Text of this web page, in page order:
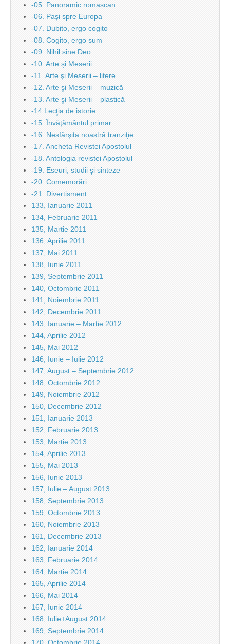
-05. Panoramic romașcan
-06. Paşi spre Europa
-07. Dubito, ergo cogito
-08. Cogito, ergo sum
-09. Nihil sine Deo
-10. Arte şi Meserii
-11. Arte şi Meserii – litere
-12. Arte şi Meserii – muzică
-13. Arte şi Meserii – plastică
-14 Lecţia de istorie
-15. Învăţământul primar
-16. Nesfârşita noastră tranziţie
-17. Ancheta Revistei Apostolul
-18. Antologia revistei Apostolul
-19. Eseuri, studii şi sinteze
-20. Comemorări
-21. Divertisment
133, Ianuarie 2011
134, Februarie 2011
135, Martie 2011
136, Aprilie 2011
137, Mai 2011
138, Iunie 2011
139, Septembrie 2011
140, Octombrie 2011
141, Noiembrie 2011
142, Decembrie 2011
143, Ianuarie – Martie 2012
144, Aprilie 2012
145, Mai 2012
146, Iunie – Iulie 2012
147, August – Septembrie 2012
148, Octombrie 2012
149, Noiembrie 2012
150, Decembrie 2012
151, Ianuarie 2013
152, Februarie 2013
153, Martie 2013
154, Aprilie 2013
155, Mai 2013
156, Iunie 2013
157, Iulie – August 2013
158, Septembrie 2013
159, Octombrie 2013
160, Noiembrie 2013
161, Decembrie 2013
162, Ianuarie 2014
163, Februarie 2014
164, Martie 2014
165, Aprilie 2014
166, Mai 2014
167, Iunie 2014
168, Iulie+August 2014
169, Septembrie 2014